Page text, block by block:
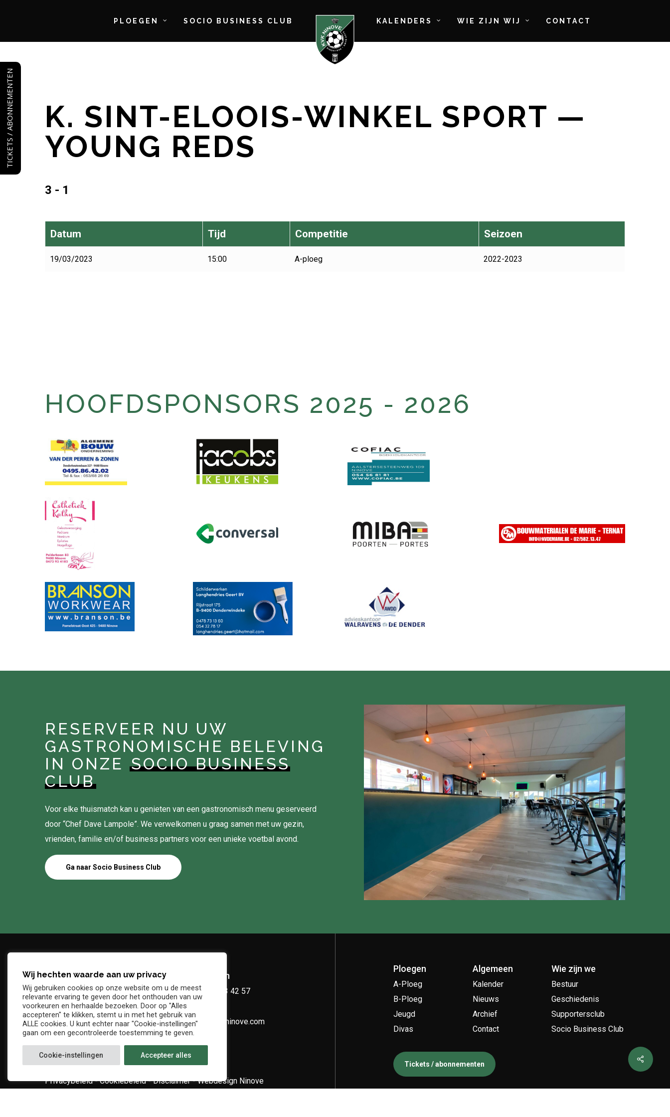
to
main
content
PLOEGEN SOCIO BUSINESS CLUB KALENDERS WIE ZIJN WIJ CONTACT
K. SINT-ELOOIS-WINKEL SPORT —
YOUNG REDS
3 - 1
Datum Tijd Competitie Seizoen
19/03/2023 15:00 A-ploeg 2022-2023
HOOFDSPONSORS 2025 - 2026
RESERVEER NU UW
GASTRONOMISCHE BELEVING
IN ONZESOCIO BUSINESS
CLUB
Voor elke thuismatch kan u genieten van een gastronomisch menu geserveerd
door “Chef Dave Lampole”. We verwelkomen u graag samen met uw gezin,
vrienden, familie en/of business partners voor een unieke voetbal avond.
Ga naar Socio Business Club
Adres
Denderstraat, z/n
9402 Ninove
Telefoon
+32 54 33 42 57
info@kvkninove.com
Privacybeleid-Cookiebeleid-Disclaimer-Webdesign Ninove
Ploegen
A-Ploeg
B-Ploeg
Jeugd
Divas
Algemeen
Kalender
Nieuws
Archief
Contact
Wie zijn we
Bestuur
Geschiedenis
Supportersclub
Socio Business Club
Tickets / abonnementen
Wij hechten waarde aan uw privacy
Wij gebruiken cookies op onze website om u de meest
relevante ervaring te geven door het onthouden van uw
voorkeuren en herhaalde bezoeken. Door op "Alles
accepteren" te klikken, stemt u in met het gebruik van
ALLE cookies. U kunt echter naar "Cookie-instellingen"
gaan om een gecontroleerde toestemming te geven.
Cookie-instellingen Accepteer alles
TICKETS / ABONNEMENTEN